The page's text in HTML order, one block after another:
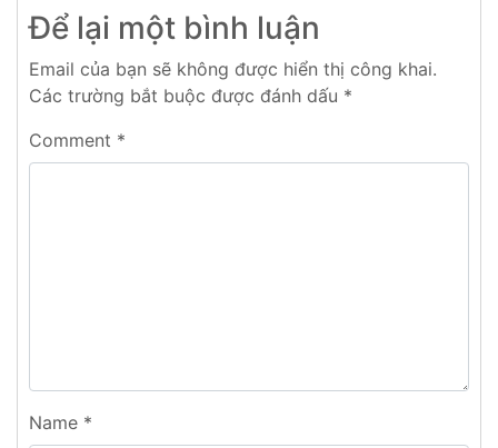
Để lại một bình luận
Email của bạn sẽ không được hiển thị công khai.
Các trường bắt buộc được đánh dấu *
Comment *
Name *